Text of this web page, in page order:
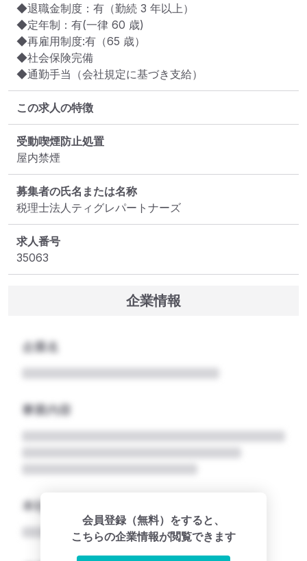
◆退職金制度：有（勤続 3 年以上）
◆定年制：有(一律 60 歳)
◆再雇用制度:有（65 歳）
◆社会保険完備
◆通勤手当（会社規定に基づき支給）
この求人の特徴
受動喫煙防止処置
屋内禁煙
募集者の氏名または名称
税理士法人ティグレパートナーズ
求人番号
35063
企業情報
企業名
事業内容
本社所在地名
会員登録（無料）をすると、
こちらの企業情報が閲覧できます